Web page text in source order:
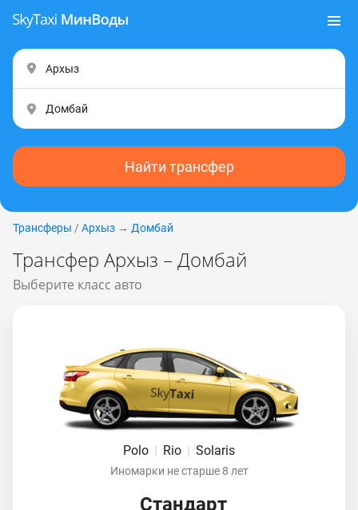
Найти трансфер
Трансферы / Архыз → Домбай
Трансфер Архыз – Домбай
Выберите класс авто
Polo | Rio | Solaris
Иномарки не старше 8 лет
Стандарт